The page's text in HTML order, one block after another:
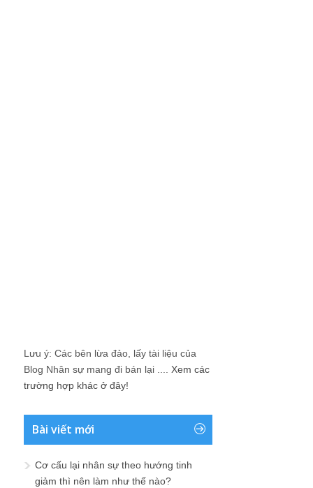
Lưu ý: Các bên lừa đảo, lấy tài liệu của
Blog Nhân sự mang đi bán lại .... Xem các
trường hợp khác ở đây!
Bài viết mới
Cơ cấu lại nhân sự theo hướng tinh
giảm thì nên làm như thế nào?